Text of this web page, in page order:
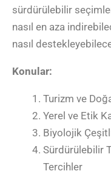
sürdürülebilir
nasıl en aza
nasıl
Konular:
Turizm ve
Yerel ve Etik
Biyolojik
Sürdürülebilir
Tercihler